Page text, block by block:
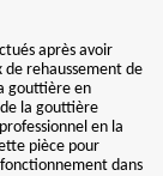
après avoir
rehaussement de
gouttière en
la gouttière
en la
pièce pour
dans